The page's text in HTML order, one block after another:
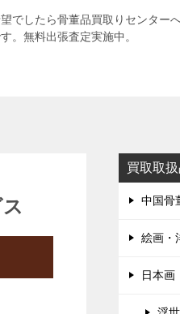
でしたら骨董品買取りセンター
。無料出張査定実施中。
買取取扱
中国骨
絵画・
日本画